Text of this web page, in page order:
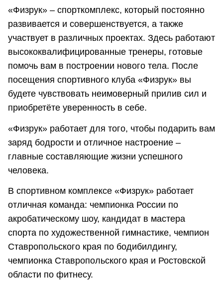
«Физрук» – спорткомплекс, который постоянно
развивается и совершенствуется, а также
участвует в различных проектах. Здесь работают
высококвалифицированные тренеры, готовые
помочь вам в построении нового тела. После
посещения спортивного клуба «Физрук» вы
будете чувствовать неимоверный прилив сил и
приобретёте уверенность в себе.
«Физрук» работает для того, чтобы подарить вам
заряд бодрости и отличное настроение –
главные составляющие жизни успешного
человека.
В спортивном комплексе «Физрук» работает
отличная команда: чемпионка России по
акробатическому шоу, кандидат в мастера
спорта по художественной гимнастике, чемпион
Ставропольского края по бодибилдингу,
чемпионка Ставропольского края и Ростовской
области по фитнесу.